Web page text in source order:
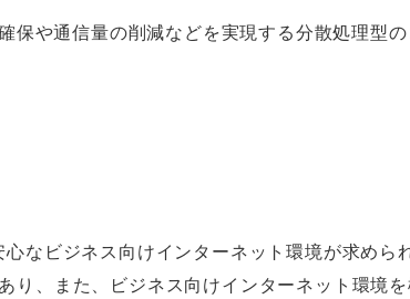
や通信量の削減などを実現する分散処理型
なビジネス向けインターネット環境が求めら
り、また、ビジネス向けインターネット環境